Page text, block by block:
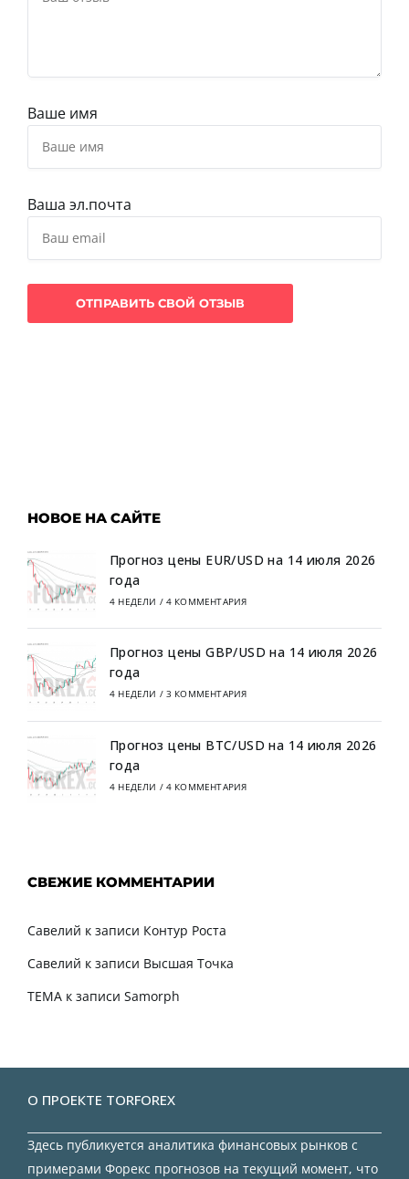
Ваше имя
Ваша эл.почта
НОВОЕ НА САЙТЕ
Прогноз цены EUR/USD на 14 июля 2026
года
4 НЕДЕЛИ / 4 КОММЕНТАРИЯ
Прогноз цены GBP/USD на 14 июля 2026
года
4 НЕДЕЛИ / 3 КОММЕНТАРИЯ
Прогноз цены BTC/USD на 14 июля 2026
года
4 НЕДЕЛИ / 4 КОММЕНТАРИЯ
СВЕЖИЕ КОММЕНТАРИИ
Савелий к записи Контур Роста
Савелий к записи Высшая Точка
TEMA к записи Samorph
О ПРОЕКТЕ TORFOREX
Здесь публикуется аналитика финансовых рынков с
примерами Форекс прогнозов на текущий момент, что